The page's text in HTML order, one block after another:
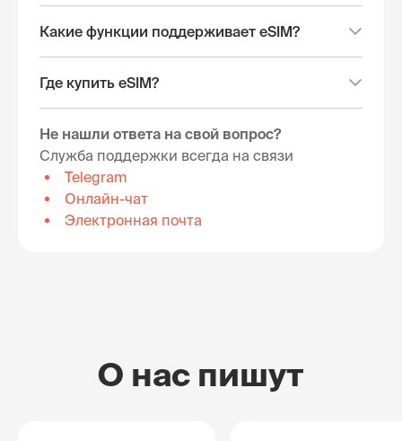
Какие функции поддерживает eSIM?
Где купить eSIM?
Не нашли ответа на свой вопрос?
Служба поддержки всегда на связи
Telegram
Онлайн-чат
Электронная почта
О нас пишут